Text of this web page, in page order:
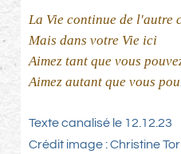
La Vie continue de l'autre
Mais dans votre Vie ici
Aimez tant que vous
Aimez autant que vous
Texte canalisé le 12.12.23
Crédit image : Christine